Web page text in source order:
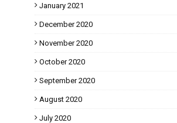
January 2021
December 2020
November 2020
October 2020
September 2020
August 2020
July 2020